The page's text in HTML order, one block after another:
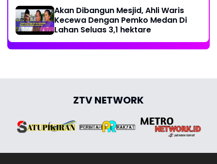
Akan Dibangun Mesjid, Ahli Waris
Kecewa Dengan Pemko Medan Di
Lahan Seluas 3,1 hektare
ZTV NETWORK